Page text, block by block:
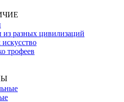
из разных цивилизаций
трофеев